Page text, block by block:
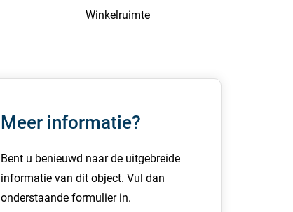
Winkelruimte
Meer informatie?
Bent u benieuwd naar de uitgebreide
informatie van dit object. Vul dan
onderstaande formulier in.